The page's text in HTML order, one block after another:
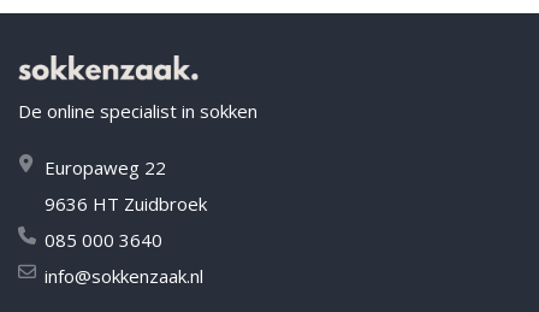
De online specialist in sokken
Europaweg 22
9636 HT Zuidbroek
085 000 3640
info@sokkenzaak.nl